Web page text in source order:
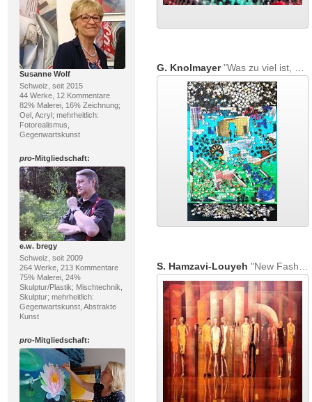
Susanne Wolf
Schweiz, seit 2015
44 Werke, 12 Kommentare
82% Malerei, 16% Zeichnung;
Oel, Acryl; mehrheitlich:
Fotorealismus,
Gegenwartskunst
pro-Mitgliedschaft:
e.w. bregy
Schweiz, seit 2009
264 Werke, 213 Kommentare
75% Malerei, 24%
Skulptur/Plastik; Mischtechnik,
Skulptur; mehrheitlich:
Gegenwartskunst, Abstrakte
Kunst
pro-Mitgliedschaft:
G. Knolmayer"Was zu viel ist, wird weitergegeben"
S. Hamzavi-Louyeh "New Fashion"